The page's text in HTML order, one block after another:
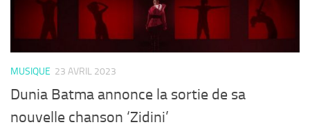
MUSIQUE 23 AVRIL 2023
Dunia Batma annonce la sortie de sa
nouvelle chanson ‘Zidini’